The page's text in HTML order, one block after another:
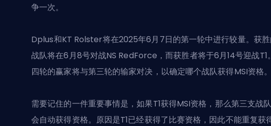
争一次。
Dplus和KT Rolster将在2025年6月7日的第一轮中进行较量。获
战队将在6月8号对战NS RedForce，而获胜者将于6月14号迎战T1
四轮的赢家将与第三轮的输家对决，以确定哪个战队获得MSI资格。
需要记住的一件重要事情是，如果T1获得MSI资格，那么第三支战
会自动获得资格。原因是T1已经获得了比赛资格，因此不能重复获